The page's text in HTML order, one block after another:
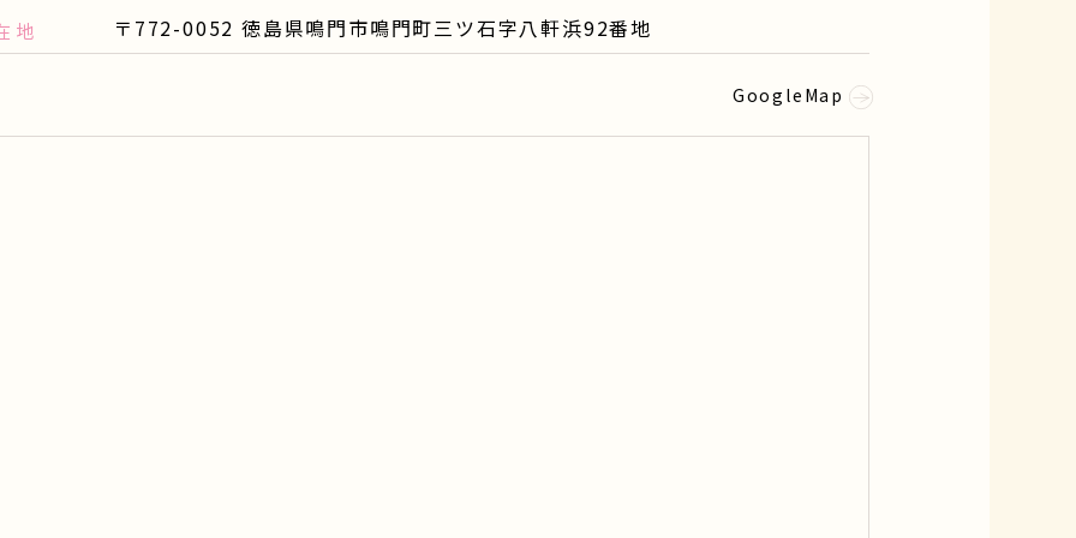
地 〒772-0052 徳島県鳴門市鳴門町三ツ石字八軒浜92番地
GoogleMap